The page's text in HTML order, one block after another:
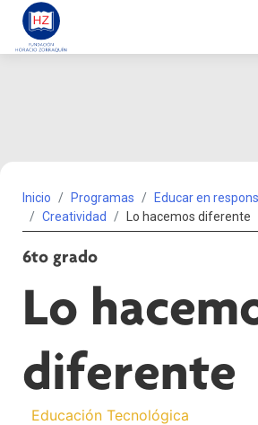
Inicio Programas
Educar en
Creatividad
Lo hacemos diferente
6to grado
Lo
diferente
Educación Tecnológica